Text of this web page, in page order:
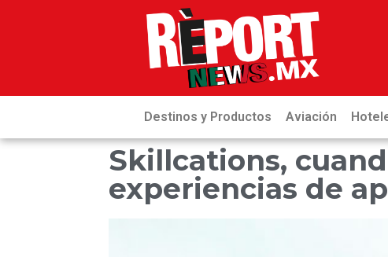
Destinos y Productos Aviación
Skillcations,
experiencias de